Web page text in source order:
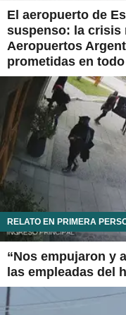
El aeropuerto de
suspenso: la crisis
Aeropuertos
prometidas en
RELATO EN PRIMERA
“Nos empujaron y
las empleadas del